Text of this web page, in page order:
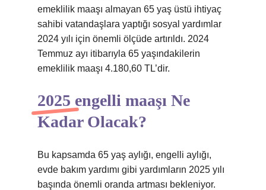
emeklilik maaşı almayan 65 yaş üstü ihtiyaç
sahibi vatandaşlara yaptığı sosyal yardımlar
2024 yılı için önemli ölçüde artırıldı. 2024
Temmuz ayı itibarıyla 65 yaşındakilerin
emeklilik maaşı 4.180,60 TL’dir.
2025 engelli maaşı Ne
Kadar Olacak?
Bu kapsamda 65 yaş aylığı, engelli aylığı,
evde bakım yardımı gibi yardımların 2025 yılı
başında önemli oranda artması bekleniyor.